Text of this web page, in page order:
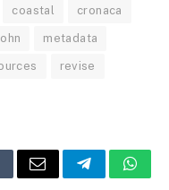
coastal cronaca
metadata
revise
Email Telegram